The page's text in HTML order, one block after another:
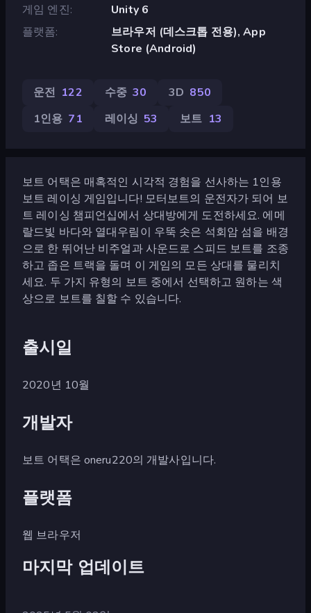
게임 엔진
Unity 6
플랫폼
브라우저 (데스크톱 전용), App
Store (Android)
운전 122 수중 30 3D 850
1인용 71 레이싱 53 보트 13
보트 어택은 매혹적인 시각적 경험을 선사하는 1인용
보트 레이싱 게임입니다! 모터보트의 운전자가 되어 보
트 레이싱 챔피언십에서 상대방에게 도전하세요. 에메
랄드빛 바다와 열대우림이 우뚝 솟은 석회암 섬을 배경
으로 한 뛰어난 비주얼과 사운드로 스피드 보트를 조종
하고 좁은 트랙을 돌며 이 게임의 모든 상대를 물리치
세요. 두 가지 유형의 보트 중에서 선택하고 원하는 색
상으로 보트를 칠할 수 있습니다.
출시일
2020년 10월
개발자
보트 어택은 oneru220의 개발사입니다.
플랫폼
웹 브라우저
마지막 업데이트